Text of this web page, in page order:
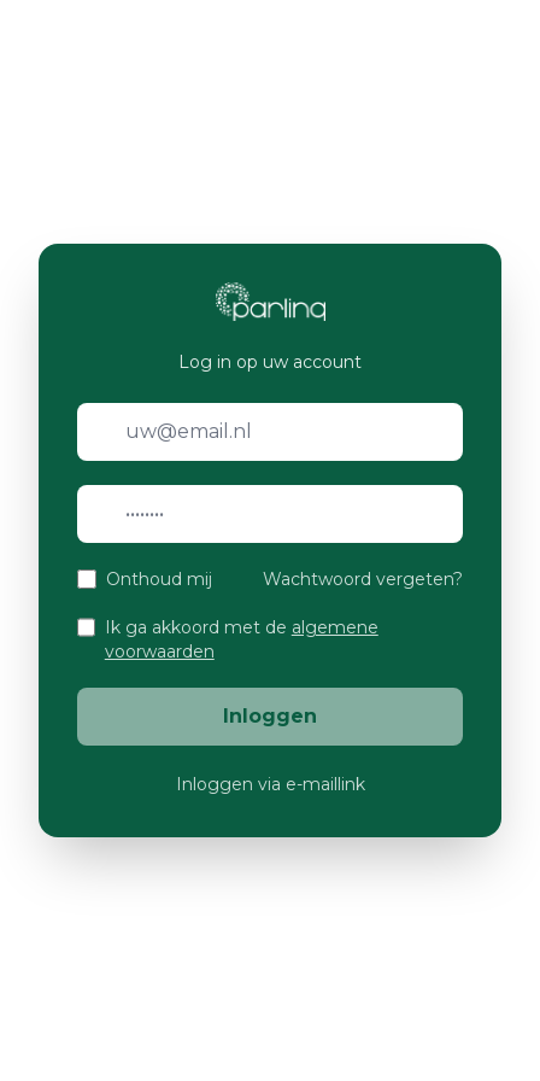
Log in op uw account
Onthoud mij Wachtwoord vergeten?
Ik ga akkoord met de algemene
voorwaarden
Inloggen
Inloggen via e-maillink